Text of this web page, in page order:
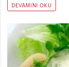
DEVAMINI OKU